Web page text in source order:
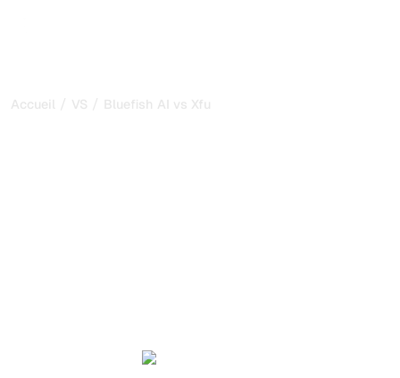
Accueil / VS / Bluefish AI vs Xfunnel